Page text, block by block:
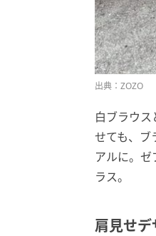
出典：ZOZO
白ブラウ
せても、ブ
アルに。
ラス。
肩見せデ